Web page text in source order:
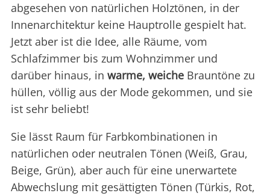
abgesehen von natürlichen Holztönen, in der
Innenarchitektur keine Hauptrolle gespielt hat.
Jetzt aber ist die Idee, alle Räume, vom
Schlafzimmer bis zum Wohnzimmer und
darüber hinaus, in warme, weiche Brauntöne zu
hüllen, völlig aus der Mode gekommen, und sie
ist sehr beliebt!
Sie lässt Raum für Farbkombinationen in
natürlichen oder neutralen Tönen (Weiß, Grau,
Beige, Grün), aber auch für eine unerwartete
Abwechslung mit gesättigten Tönen (Türkis, Rot,